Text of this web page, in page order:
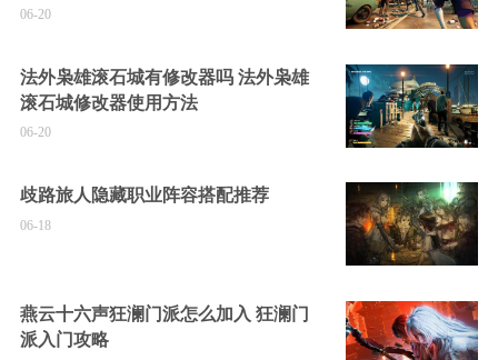
06-20
法外枭雄滚石城有修改器吗 法外枭雄
滚石城修改器使用方法
06-20
歧路旅人隐藏职业阵容搭配推荐
06-18
燕云十六声狂澜门派怎么加入 狂澜门
派入门攻略